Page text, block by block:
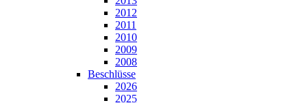
2012
2011
2010
2009
2008
Beschlüsse
2026
2025